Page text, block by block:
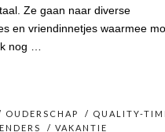
Ze gaan naar diverse
en vriendinnetjes waarmee
nog …
OUDERSCHAP / QUALITY-
/ VAKANTIE